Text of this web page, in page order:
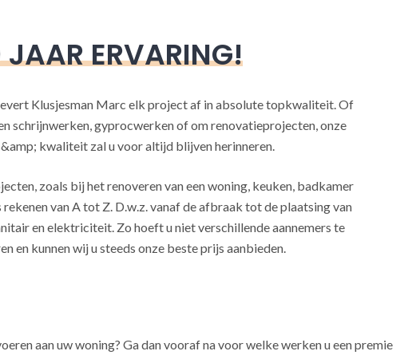
ERVARING!
Klusjesman Marc elk project af in absolute topkwaliteit. Of
schrijnwerken, gyprocwerken of om renovatieprojecten, onze
kwaliteit zal u voor altijd blijven herinneren.
zoals bij het renoveren van een woning, keuken, badkamer
rekenen van A tot Z. D.w.z. vanaf de afbraak tot de plaatsing van
en elektriciteit. Zo hoeft u niet verschillende aannemers te
en kunnen wij u steeds onze beste prijs aanbieden.
aan uw woning? Ga dan vooraf na voor welke werken u een premie